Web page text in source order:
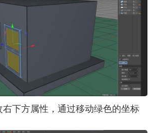
下方属性，通过移动绿色的坐标